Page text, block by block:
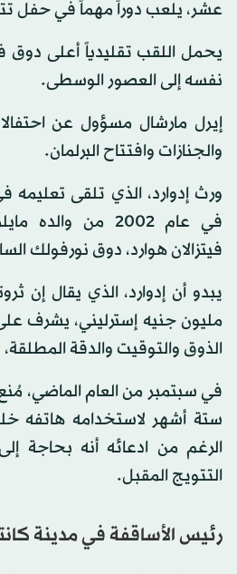
عشر، يلعب دوراً مهماً في حفل
يحمل اللقب تقليدياً أعلى دوق
نفسه إلى العصور الوسطى.
إيرل مارشال مسؤول عن
والجنازات وافتتاح البرلمان.
ورث إدوارد، الذي تلقى تعليمه
في عام 2002 من
فيتزالان هوارد، دوق نورفولك
مليون جنيه إسترليني، يشرف
الذوق والتوقيت والدقة المطلقة،
في سبتمبر من العام الماضي،
ستة أشهر لاستخدامه هاتفه
الرغم من ادعائه أنه بحاجة
التتويج المقبل.
رئيس الأساقفة في مدينة